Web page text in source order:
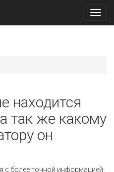
находится
так же какому
он
с более точной информацией